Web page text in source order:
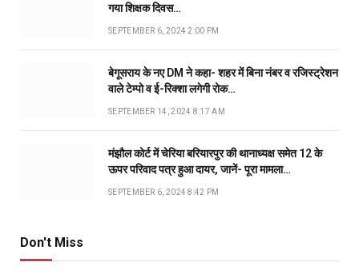
गया शिक्षक दिवस…
SEPTEMBER 6, 2024 2:00 PM
बेगूसराय के नए DM ने कहा- शहर में बिना नंबर व रजिस्ट्रेशन
वाले टेम्पो व ई-रिक्शा लगेगी रोक…
SEPTEMBER 14, 2024 8:17 AM
मंझौल कोर्ट में चेरिया बरियारपुर की थानाध्यक्ष समेत 12 के
ऊपर परिवाद पत्र हुआ दायर, जानें- पूरा मामला…
SEPTEMBER 6, 2024 8:42 PM
Don't Miss